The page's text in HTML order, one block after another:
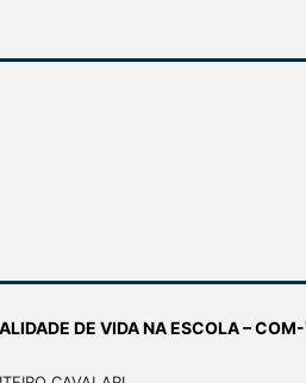
DE VIDA NA ESCOLA –